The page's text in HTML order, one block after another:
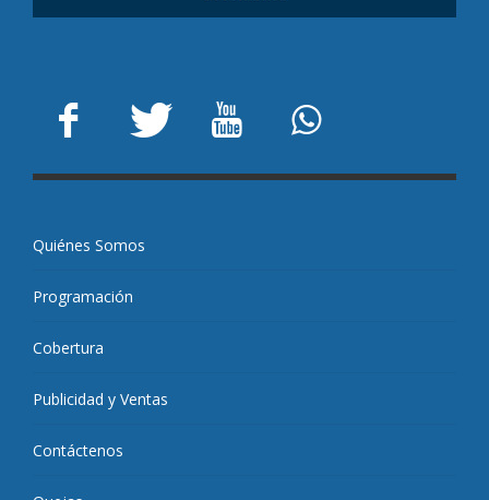
Quiénes Somos
Programación
Cobertura
Publicidad y Ventas
Contáctenos